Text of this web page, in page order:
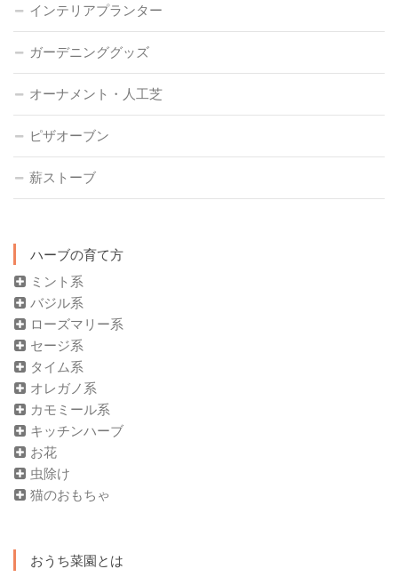
インテリアプランター
ガーデニンググッズ
オーナメント・人工芝
ピザオーブン
薪ストーブ
ハーブの育て方
ミント系
バジル系
ローズマリー系
セージ系
タイム系
オレガノ系
カモミール系
キッチンハーブ
お花
虫除け
猫のおもちゃ
おうち菜園とは